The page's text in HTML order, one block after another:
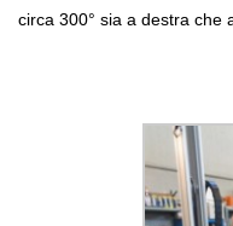
circa 300° sia a destra che